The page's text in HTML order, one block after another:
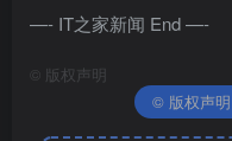
—- IT之家新闻 End —-
© 版权声明
© 版权声